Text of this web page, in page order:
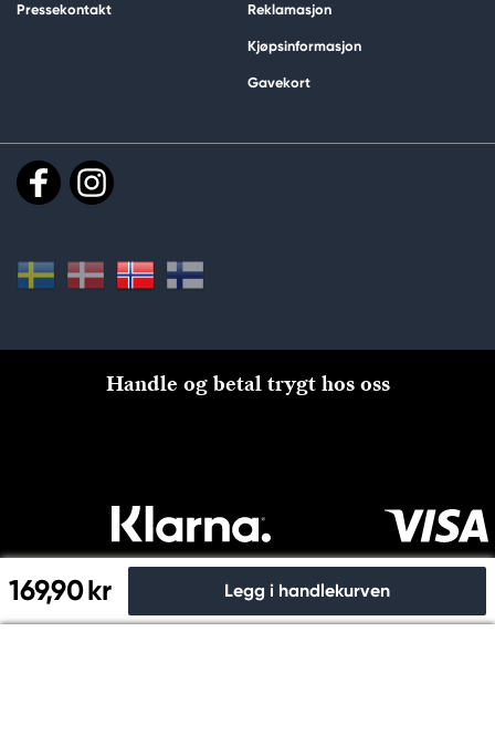
169,90 kr Legg i handlekurven
Pressekontakt Reklamasjon
Kjøpsinformasjon
Gavekort
Handle og betal trygt hos oss